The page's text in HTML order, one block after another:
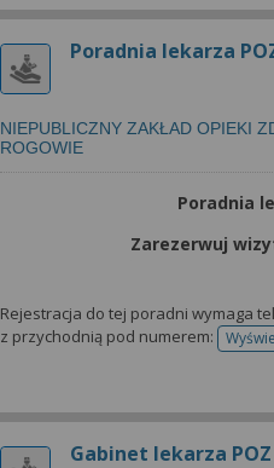
Poradnia lekarza
NIEPUBLICZNY ZAKŁAD OPIEKI
ROGOWIE
Poradnia
Zarezerwuj
Rejestracja do tej poradni wymaga
z przychodnią pod numerem:
Gabinet lekarza POZ